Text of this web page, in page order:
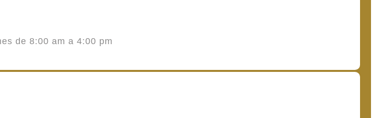
de 8:00 am a 4:00 pm